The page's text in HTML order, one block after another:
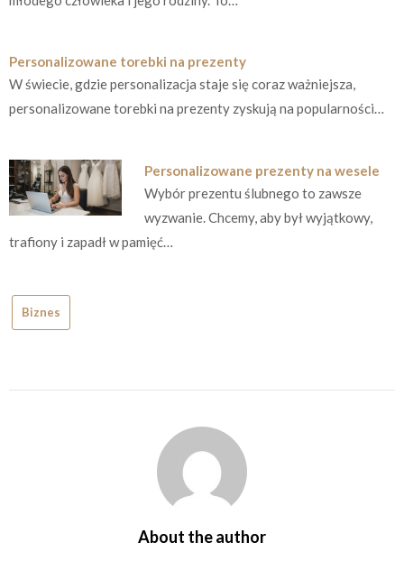
Personalizowane torebki na prezenty
W świecie, gdzie personalizacja staje się coraz ważniejsza,
personalizowane torebki na prezenty zyskują na popularności…
Personalizowane prezenty na wesele
Wybór prezentu ślubnego to zawsze
wyzwanie. Chcemy, aby był wyjątkowy,
trafiony i zapadł w pamięć…
Biznes
About the author